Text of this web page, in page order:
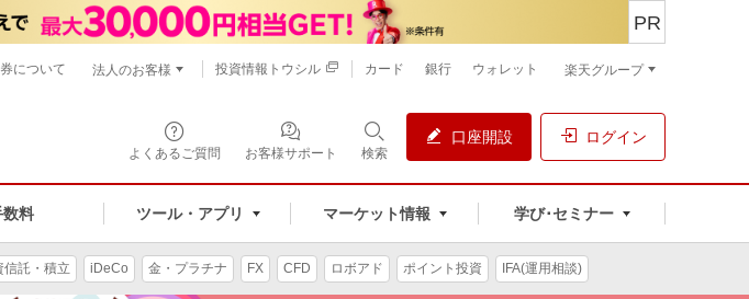
よくあるご質問 お客様サポート 検索
口座開設 ログイン
数料 ツール・アプリ マーケット情報 学び･セミナー
PR
について 法人のお客様 投資情報トウシル カード 銀行 ウォレット 楽天グループ
信託・積立 iDeCo 金・プラチナ FX CFD ロボアド ポイント投資 IFA(運用相談)